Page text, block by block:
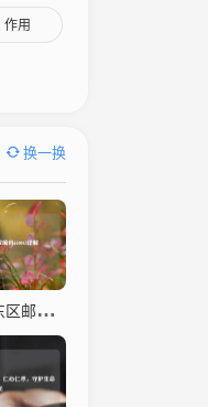
作用
换一换
沈阳市大东区邮政编码110043详解